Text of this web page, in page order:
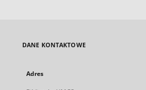
DANE KONTAKTOWE
Adres